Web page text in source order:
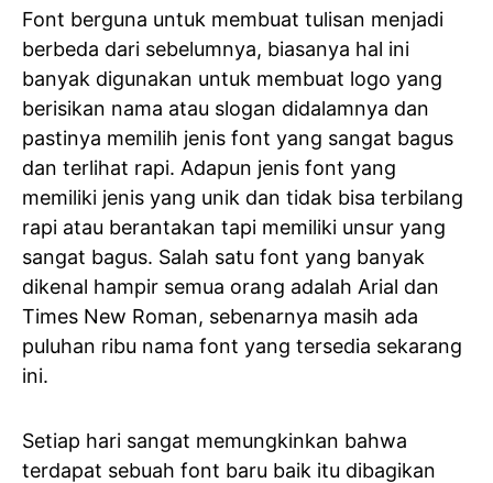
Font berguna untuk membuat tulisan menjadi
berbeda dari sebelumnya, biasanya hal ini
banyak digunakan untuk membuat logo yang
berisikan nama atau slogan didalamnya dan
pastinya memilih jenis font yang sangat bagus
dan terlihat rapi. Adapun jenis font yang
memiliki jenis yang unik dan tidak bisa terbilang
rapi atau berantakan tapi memiliki unsur yang
sangat bagus. Salah satu font yang banyak
dikenal hampir semua orang adalah Arial dan
Times New Roman, sebenarnya masih ada
puluhan ribu nama font yang tersedia sekarang
ini.
Setiap hari sangat memungkinkan bahwa
terdapat sebuah font baru baik itu dibagikan